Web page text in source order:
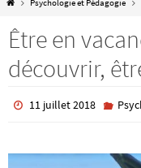
Psychologie et Pédagogie
Être en
découvrir,
11 juillet 2018